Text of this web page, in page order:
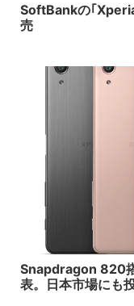
SoftBankの｢
売
Snapdragon 820
表。日本市場にも